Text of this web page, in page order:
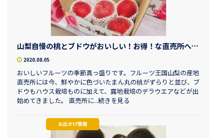
山梨自慢の桃とブドウがおいしい！お得！な直売所へGO‼
2020.08.05
おいしいフルーツの季節真っ盛りです。フルーツ王国山梨の産地
直売所には今、鮮やかに色づいたまん丸の桃がずらりと並び、ブ
ドウもハウス栽培ものに加えて、露地栽培のデラウエアなどが出
始めてきました。 直売所に...続きを見る
お出かけ情報